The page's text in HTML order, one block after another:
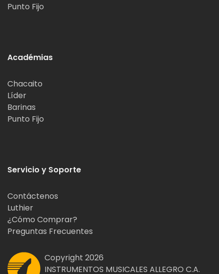
Punto Fijo
Académias
Chacaito
Líder
Barinas
Punto Fijo
Servicio y Soporte
Contáctenos
Luthier
¿Cómo Comprar?
Preguntas Frecuentes
Copyright 2026
INSTRUMENTOS MUSICALES ALLEGRO C.A.